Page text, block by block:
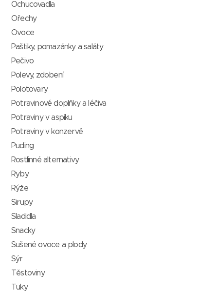
Ochucovadla
Ořechy
Ovoce
Paštiky, pomazánky a saláty
Pečivo
Polevy, zdobení
Polotovary
Potravinové doplňky a léčiva
Potraviny v aspiku
Potraviny v konzervě
Puding
Rostlinné alternativy
Ryby
Rýže
Sirupy
Sladidla
Snacky
Sušené ovoce a plody
Sýr
Těstoviny
Tuky